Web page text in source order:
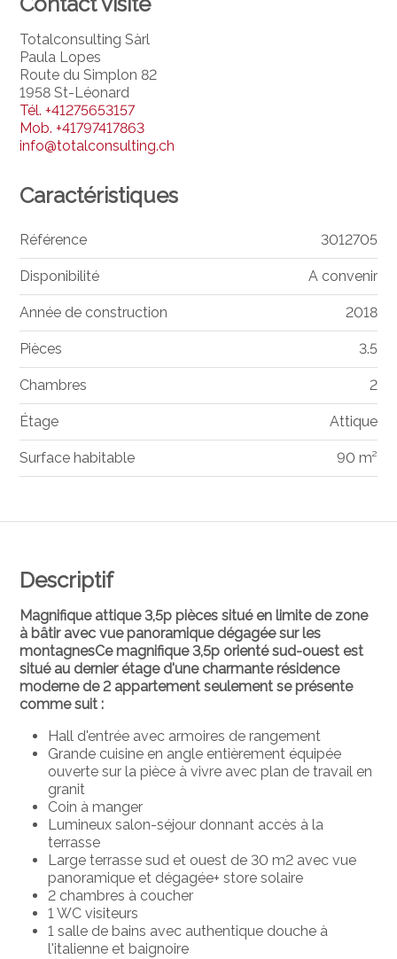
Descriptif
Magnifique attique 3,5p pièces situé en limite de zone
à bâtir avec vue panoramique dégagée sur les
montagnesCe magnifique 3,5p orienté sud-ouest est
situé au dernier étage d'une charmante résidence
moderne de 2 appartement seulement se présente
comme suit :
Hall d'entrée avec armoires de rangement
Grande cuisine en angle entièrement équipée
ouverte sur la pièce à vivre avec plan de travail en
granit
Coin à manger
Lumineux salon-séjour donnant accès à la
terrasse
Large terrasse sud et ouest de 30 m2 avec vue
panoramique et dégagée+ store solaire
2 chambres à coucher
1 WC visiteurs
1 salle de bains avec authentique douche à
l'italienne et baignoire
Totalconsulting Sàrl
Paula Lopes
Route du Simplon 82
1958 St-Léonard
Tél.+41275653157
Mob.+41797417863
info@totalconsulting.ch
Caractéristiques
Référence 3012705
Disponibilité A convenir
Année de construction 2018
Pièces 3.5
Chambres 2
Étage Attique
Surface habitable 90 m²